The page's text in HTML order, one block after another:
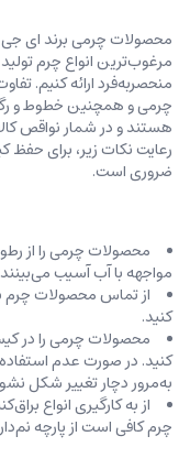
محصولات چرمی برند ای جی را
مرغوب‌ترین انواع چرم تولید
منحصربه‌فرد ارائه کنیم.
چرمی و همچنین خطوط و
هستند و در شمار نواقص
رعایت نکات زیر، برای
ضروری است.
محصولات چرمی را از
مواجهه با آب آسیب
از تماس محصولات چرم
کنید.
محصولات چرمی را در
کنید. در صورت عدم
به‌مرور دچار تغییر شکل
از به کارگیری انواع
چرم کافی است از پارچه‌